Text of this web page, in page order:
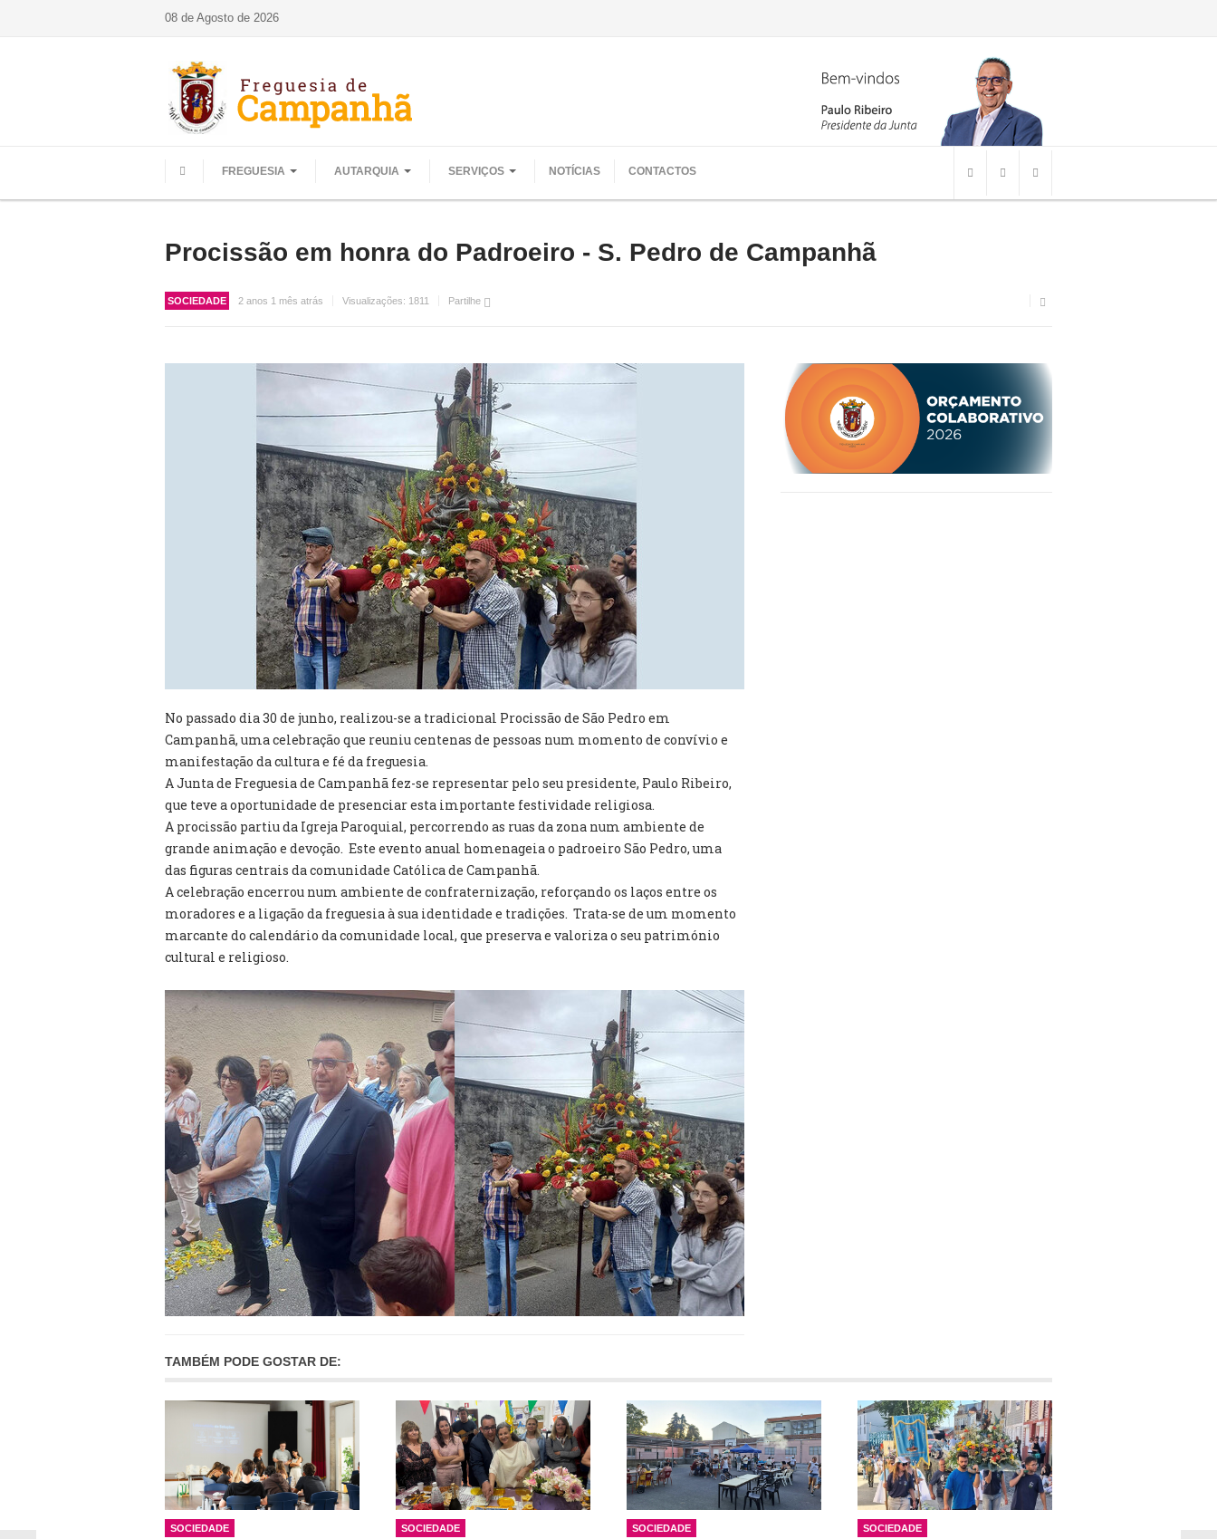
08 de Agosto de 2026
FREGUESIA AUTARQUIA SERVIÇOS NOTÍCIAS CONTACTOS
Procissão em honra do Padroeiro - S. Pedro de Campanhã
SOCIEDADE 2 anos 1 mês atrás Visualizações: 1811 Partilhe
No passado dia 30 de junho, realizou-se a tradicional Procissão de São Pedro em
Campanhã, uma celebração que reuniu centenas de pessoas num momento de convívio e
manifestação da cultura e fé da freguesia.
A Junta de Freguesia de Campanhã fez-se representar pelo seu presidente, Paulo Ribeiro,
que teve a oportunidade de presenciar esta importante festividade religiosa.
A procissão partiu da Igreja Paroquial, percorrendo as ruas da zona num ambiente de
grande animação e devoção. Este evento anual homenageia o padroeiro São Pedro, uma
das figuras centrais da comunidade Católica de Campanhã.
A celebração encerrou num ambiente de confraternização, reforçando os laços entre os
moradores e a ligação da freguesia à sua identidade e tradições. Trata-se de um momento
marcante do calendário da comunidade local, que preserva e valoriza o seu património
cultural e religioso.
TAMBÉM PODE GOSTAR DE:
SOCIEDADE
SOCIEDADE
SOCIEDADE
SOCIEDADE